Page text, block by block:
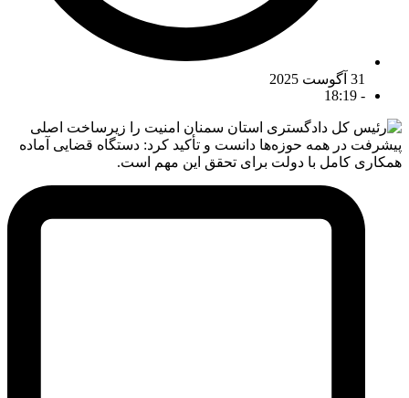
31 آگوست 2025
-
18:19